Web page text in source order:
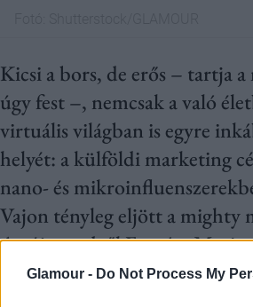
Glamour - Do Not Process My
Kicsi a bors, de erős – tartja
úgy fest –, nemcsak a való
virtuális világban is egyre
helyét: a külföldi marketing
nano- és
Vajon tényleg eljött a mighty
Az új trendről Forgács
társalapítójával,